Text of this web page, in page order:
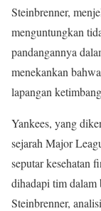
Steinbrenner,
menguntungkan
pandangannya
menekankan
lapangan
Yankees, yang
sejarah Major
seputar kesehatan
dihadapi tim dalam
Steinbrenner,